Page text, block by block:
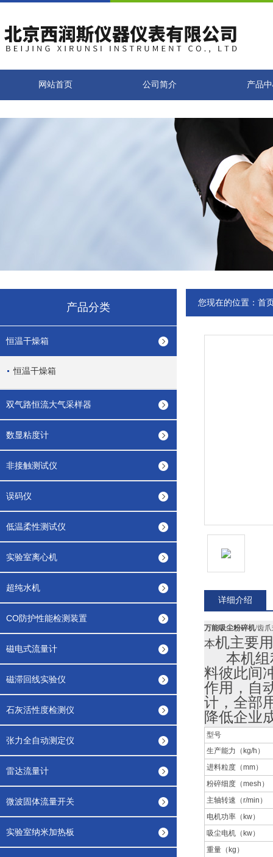
网站首页 公司简介 产品
产品分类
恒温干燥箱
恒温干燥箱
双气路恒流大气采样器
数显粘度计
非接触测试仪
误码仪
低温柔性测试仪
实验室离心机
超纯水机
CO防护性能检测装置
磁电式流量计
磁滞回线实验仪
石灰活性度检测仪
张力全自动测定仪
雷达流量计
微波固体流量开关
实验室纳米加热板
您现在的位置： 首
详细介绍
万能吸尘粉碎机/齿
本机主要
本机组
料彼此间
作用，自
计，全部
降低企业
型号
生产能力（
进料粒度（mm
粉碎细度（mesh
主轴转速（r/min
电机功率
吸尘电机（kw
重量（